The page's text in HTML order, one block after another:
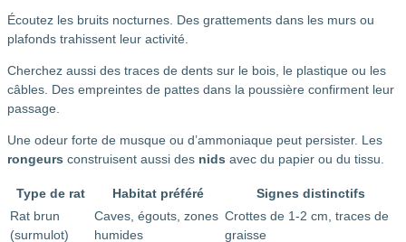
Écoutez les bruits nocturnes. Des grattements dans les murs ou
plafonds trahissent leur activité.
Cherchez aussi des traces de dents sur le bois, le plastique ou les
câbles. Des empreintes de pattes dans la poussière confirment leur
passage.
Une odeur forte de musque ou d’ammoniaque peut persister. Les
rongeurs construisent aussi des nids avec du papier ou du tissu.
Type de rat Habitat préféré
Signes distinctifs
Rat brun
(surmulot)
Caves, égouts, zones
humides
Crottes de 1-2 cm, traces de
graisse